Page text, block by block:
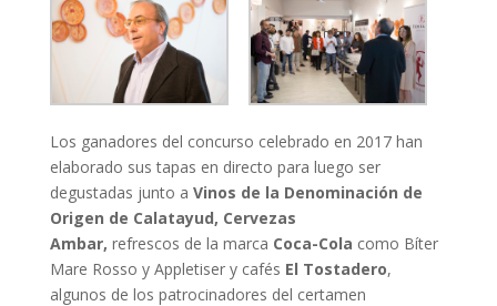
Los ganadores del concurso celebrado en 2017 han
elaborado sus tapas en directo para luego ser
degustadas junto a Vinos de la Denominación de
Origen de Calatayud, Cervezas
Ambar, refrescos de la marca Coca-Cola como Bíter
Mare Rosso y Appletiser y cafés El Tostadero,
algunos de los patrocinadores del certamen